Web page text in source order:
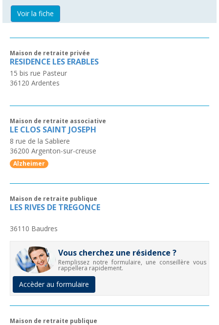
Voir la fiche
Maison de retraite privée
RESIDENCE LES ERABLES
15 bis rue Pasteur
36120 Ardentes
Maison de retraite associative
LE CLOS SAINT JOSEPH
8 rue de la Sabliere
36200 Argenton-sur-creuse
Alzheimer
Maison de retraite publique
LES RIVES DE TREGONCE
36110 Baudres
Vous cherchez une résidence ?
Remplissez notre formulaire, une conseillère vous
rappellera rapidement.
Accèder au formulaire
Maison de retraite publique